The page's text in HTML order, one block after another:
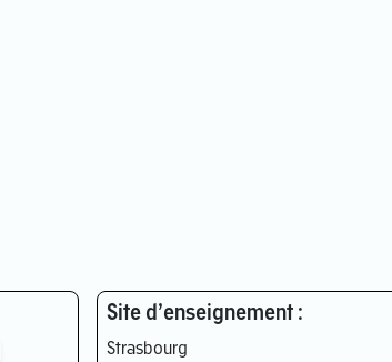
Site d’enseignement :
Strasbourg